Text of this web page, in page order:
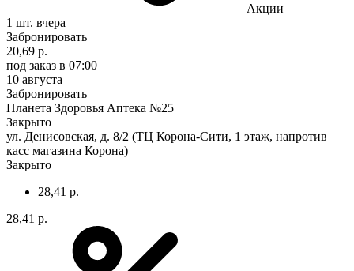
Акции
1 шт. вчера
Забронировать
20,69 р.
под заказ в 07:00
10 августа
Забронировать
Планета Здоровья Аптека №25
Закрыто
ул. Денисовская, д. 8/2 (ТЦ Корона-Сити, 1 этаж, напротив
касс магазина Корона)
Закрыто
28,41 р.
28,41 р.